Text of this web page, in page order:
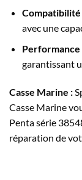
Compatibilité
avec une
Performance
garantissant
Casse Marine :
Casse Marine
Penta série
réparation de